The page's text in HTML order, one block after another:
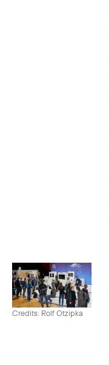
Credits: Rolf Otzipka